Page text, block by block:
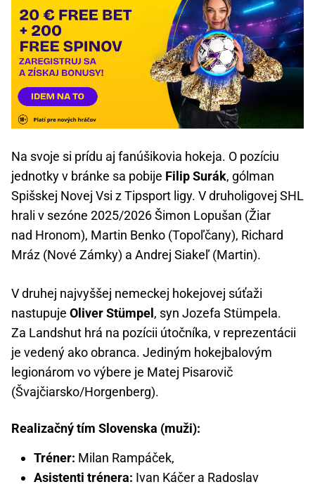
Na svoje si prídu aj fanúšikovia hokeja. O pozíciu
jednotky v bránke sa pobije Filip Surák, gólman
Spišskej Novej Vsi z Tipsport ligy. V druholigovej SHL
hrali v sezóne 2025/2026 Šimon Lopušan (Žiar
nad Hronom), Martin Benko (Topoľčany), Richard
Mráz (Nové Zámky) a Andrej Siakeľ (Martin).
V druhej najvyššej nemeckej hokejovej súťaži
nastupuje Oliver Stümpel , syn Jozefa Stümpela.
Za Landshut hrá na pozícii útočníka, v reprezentácii
je vedený ako obranca. Jediným hokejbalovým
legionárom vo výbere je Matej Pisarovič
(Švajčiarsko/Horgenberg).
Realizačný tím Slovenska (muži):
Tréner: Milan Rampáček,
Asistenti trénera: Ivan Káčer a Radoslav